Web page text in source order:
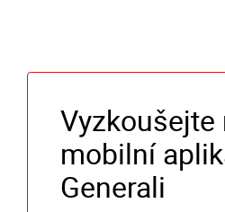
Vyzkoušejte
mobilní
Generali